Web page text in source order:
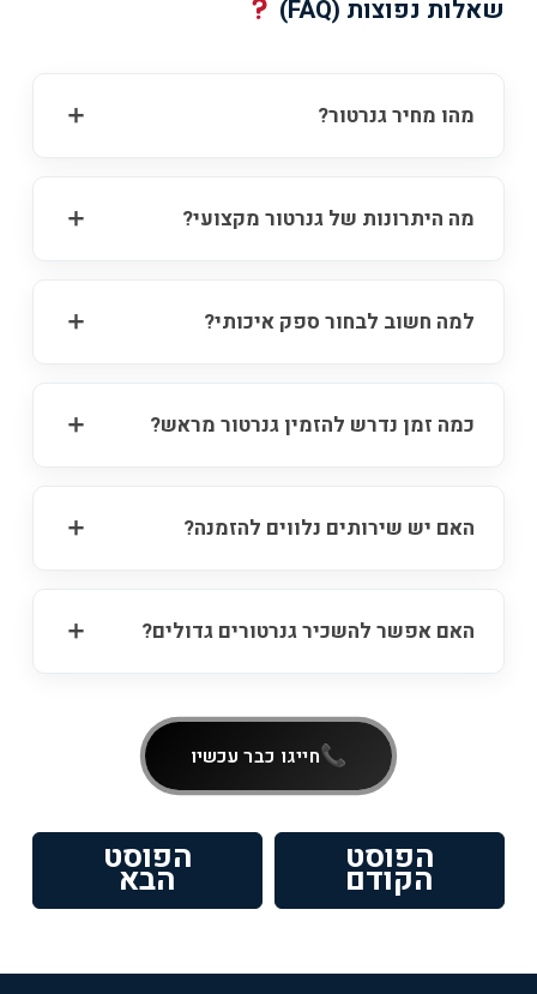
שאלות נפוצות (FAQ)
מהו מחיר גנרטור?
מה היתרונות של גנרטור מקצועי?
למה חשוב לבחור ספק איכותי?
כמה זמן נדרש להזמין גנרטור מראש?
האם יש שירותים נלווים להזמנה?
האם אפשר להשכיר גנרטורים גדולים?
חייגו כבר עכשיו
ניווט הפוסט
הקודםקודם:
הפוסט
הבאהפוסט
הבא: